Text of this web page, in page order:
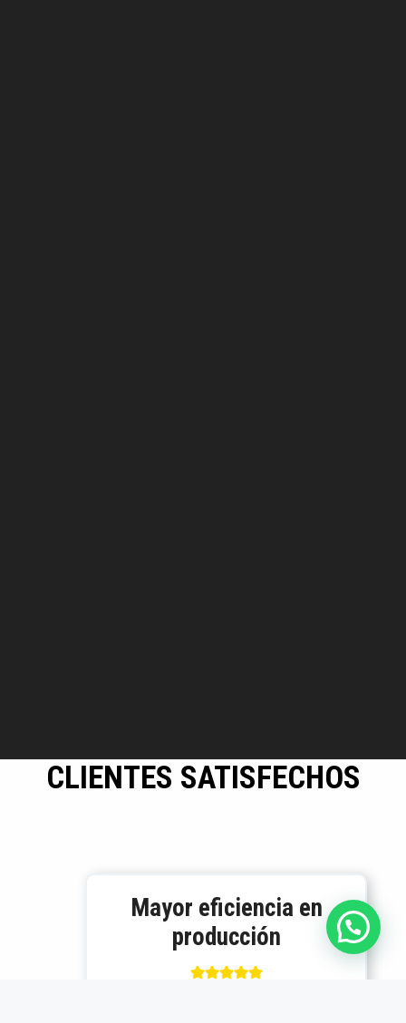
CLIENTES SATISFECHOS
Mayor eficiencia en
producción